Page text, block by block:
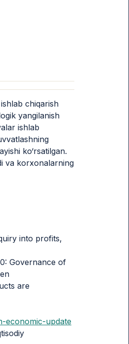
chiqarish
yangilanish
ishlab
ko‘rsatilgan.
va korxonalarning
into profits,
Governance of
en
are
economic-update